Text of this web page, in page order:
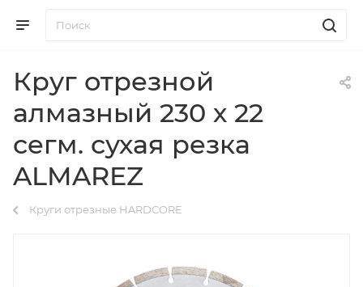
Круг отрезной
алмазный 230 х 22
сегм. сухая резка
ALMAREZ
Круги отрезные HARDCORE